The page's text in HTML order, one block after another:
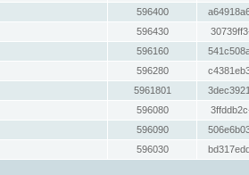
596400
596430
596160
596280
5961801
596080
596090
596030